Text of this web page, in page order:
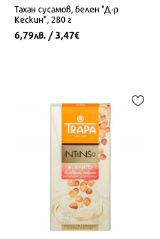
Тахан сусамов, белен "Д-р
Кескин", 280 г
6,79лв. / 3,47€